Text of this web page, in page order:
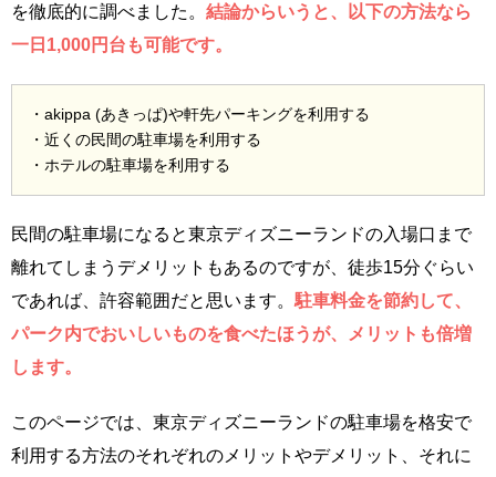
を徹底的に調べました。 結論からいうと、以下の方法なら
一日1,000円台も可能です。
・akippa (あきっぱ)や軒先パーキングを利用する
・近くの民間の駐車場を利用する
・ホテルの駐車場を利用する
民間の駐車場になると東京ディズニーランドの入場口まで
離れてしまうデメリットもあるのですが、徒歩15分ぐらい
であれば、許容範囲だと思います。 駐車料金を節約して、
パーク内でおいしいものを食べたほうが、メリットも倍増
します。
このページでは、東京ディズニーランドの駐車場を格安で
利用する方法のそれぞれのメリットやデメリット、それに